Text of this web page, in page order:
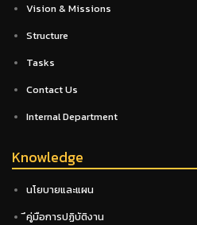
Vision & Missions
Structure
Tasks
Contact Us
Internal Department
Knowledge
นโยบายและแผน
ึคู่มือการปฏิบัติงาน